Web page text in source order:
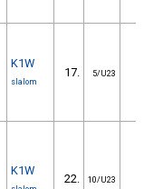
K1W
slalom
17. 5/U23
K1W
22. 10/U23